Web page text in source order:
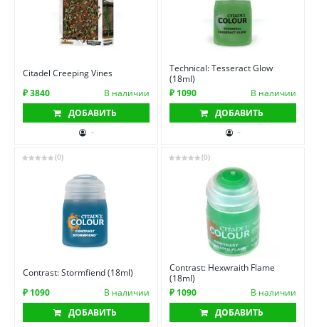
Citadel Creeping Vines
₽ 3840
В наличии
ДОБАВИТЬ
-
Technical: Tesseract Glow
(18ml)
₽ 1090
В наличии
ДОБАВИТЬ
-
(0)
Contrast: Stormfiend (18ml)
₽ 1090
В наличии
ДОБАВИТЬ
(0)
Contrast: Hexwraith Flame
(18ml)
₽ 1090
В наличии
ДОБАВИТЬ